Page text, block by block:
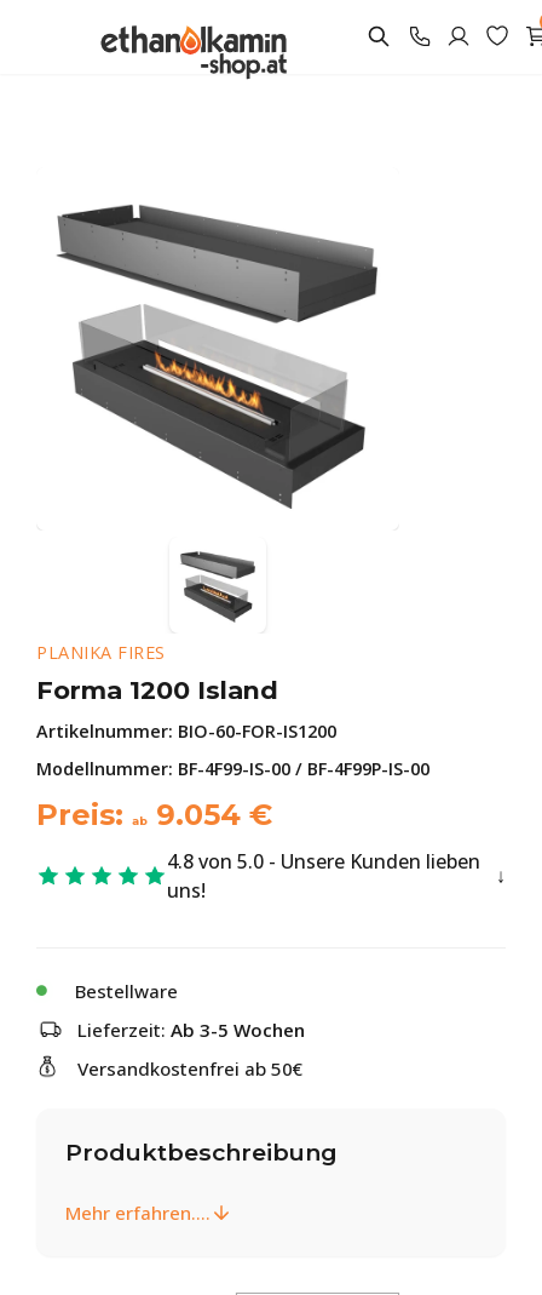
PLANIKA FIRES
Forma 1200 Island
Artikelnummer: BIO-60-FOR-IS1200
Modellnummer: BF-4F99-IS-00 / BF-4F99P-IS-00
Preis: ab 9.054 €
4.8 von 5.0 - Unsere Kunden lieben
uns!
Bestellware
Lieferzeit: Ab 3-5 Wochen
Versandkostenfrei ab 50€
Produktbeschreibung
Mehr erfahren....